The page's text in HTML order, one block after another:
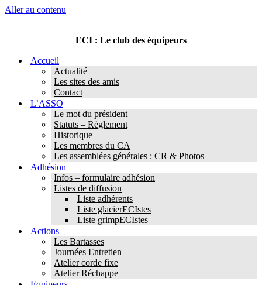
Aller au contenu
ECI : Le club des équipeurs
Accueil
Actualité
Les sites des amis
Contact
L’ASSO
Le mot du président
Statuts – Règlement
Historique
Les membres du CA
Les assemblées générales : CR & Photos
Adhésion
Infos – formulaire adhésion
Listes de diffusion
Liste adhérents
Liste glacierECIstes
Liste grimpECIstes
Actions
Les Bartasses
Journées Entretien
Atelier corde fixe
Atelier Réchappe